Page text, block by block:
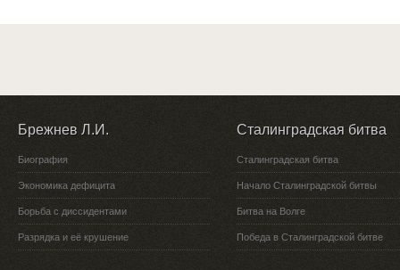
Брежнев Л.И.
Биография
Экономика дефицита
Борьба с диссидентами
Разрядка и её крушение
Сталинградская битва
Сталинградская битва
Начало Сталинградской битвы
Битва на Волге
Победа в Сталинградской битве